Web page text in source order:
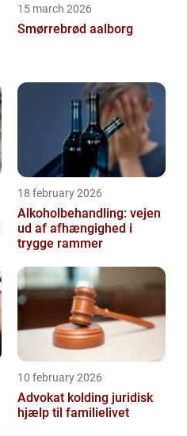
15 march 2026
Smørrebrød aalborg
18 february 2026
Alkoholbehandling: vejen
ud af afhængighed i
trygge rammer
10 february 2026
Advokat kolding juridisk
hjælp til familielivet